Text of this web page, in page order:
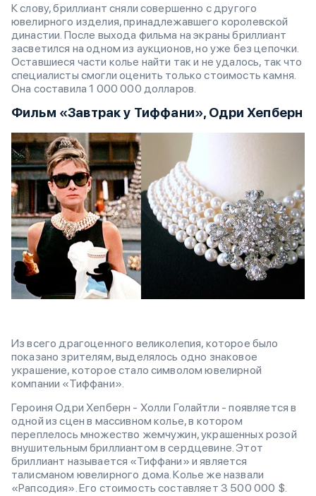
К слову, бриллиант сняли совершенно с другого
ювелирного изделия, принадлежавшего королевской
династии. После выхода фильма на экраны бриллиант
засветился на одном из аукционов, но уже без цепочки.
Оставшиеся части колье найти так и не удалось, так что
специалисты смогли оценить только стоимость камня.
Она составила 1 000 000 долларов.
Фильм «Завтрак у Тиффани», Одри Хепберн
Из всего драгоценного великолепия, которое было
показано зрителям, выделялось одно знаковое
украшение, которое стало символом ювелирной
компании «Тиффани».
Героиня Одри Хепберн - Холли Голайтли - появляется в
одной из сцен в массивном колье, в котором
переплелось множество жемчужин, украшенных розой
внушительным бриллиантом в сердцевине. Этот
бриллиант называется «Тиффани» и является
талисманом ювелирного дома. Колье же назвали
«Рапсодия». Его стоимость составляет 3 500 000 $.